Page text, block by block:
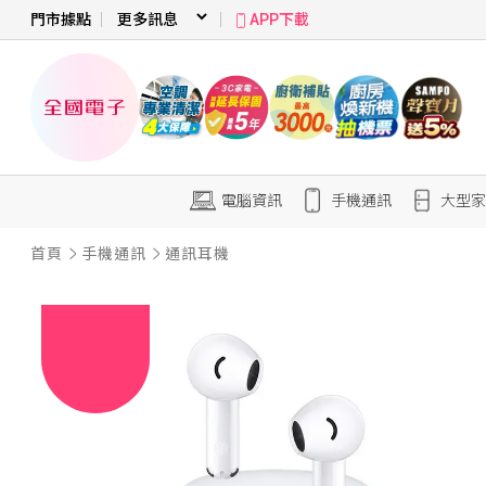
門市據點 APP下載
電腦資訊 手機通訊 大型
首頁 手機通訊 通訊耳機